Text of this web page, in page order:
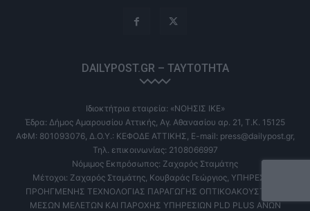
DAILYPOST.GR – ΤΑΥΤΌΤΗΤΑ
Ιδιοκτήτρια εταιρεία: «ΝΟΗΣΙΣ ΙΚΕ»
Έδρα: Δήμος Αμαρουσίου Αττικής, Αγ. Αθανασίου αρ. 21, Τ.Κ. 15125
ΑΦΜ: 801093076, Δ.Ο.Υ.: ΚΕΦΟΔΕ ΑΤΤΙΚΗΣ, E-mail: press@dailypost.gr,
Τηλ. επικοινωνίας: 2108066997
Νόμιμος Εκπρόσωπος: Ζαχαρός Σταμάτης
Μέτοχοι: Ζαχαρός Σταμάτης, Κουβαράς Γεώργιος, ΥΠΗΡΕΣΙΕΣ
ΠΡΟΗΓΜΕΝΗΣ ΤΕΧΝΟΛΟΓΙΑΣ ΠΑΡΑΓΩΓΗΣ ΟΠΤΙΚΟΑΚΟΥΣΤΙΚΩΝ
ΜΕΣΩΝ ΜΕΛΕΤΩΝ ΚΑΙ ΠΑΡΟΧΗΣ ΥΠΗΡΕΣΙΩΝ PLD PLUS ΑΝΩΝ